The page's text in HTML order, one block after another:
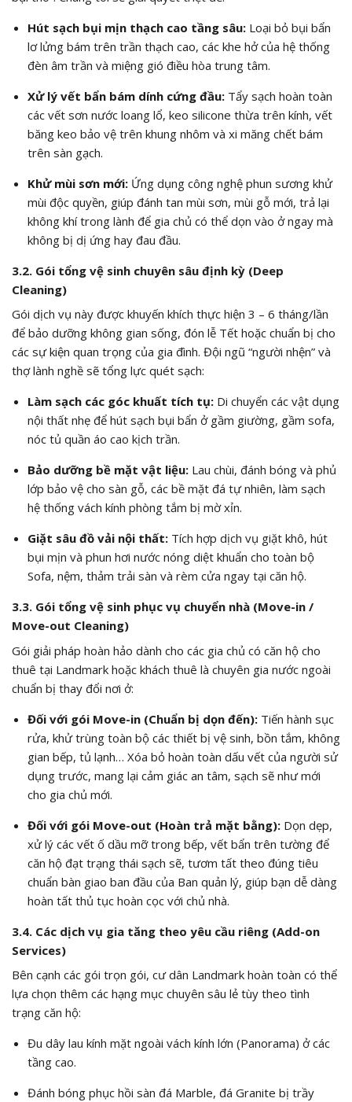
Hút sạch bụi mịn thạch cao tầng sâu:Loại bỏ bụi bẩn
lơ lửng bám trên trần thạch cao, các khe hở của hệ thống
đèn âm trần và miệng gió điều hòa trung tâm.
Xử lý vết bẩn bám dính cứng đầu:Tẩy sạch hoàn toàn
các vết sơn nước loang lổ, keo silicone thừa trên kính, vết
băng keo bảo vệ trên khung nhôm và xi măng chết bám
trên sàn gạch.
Khử mùi sơn mới:Ứng dụng công nghệ phun sương khử
mùi độc quyền, giúp đánh tan mùi sơn, mùi gỗ mới, trả lại
không khí trong lành để gia chủ có thể dọn vào ở ngay mà
không bị dị ứng hay đau đầu.
3.2. Gói tổng vệ sinh chuyên sâu định kỳ (Deep
Cleaning)
Gói dịch vụ này được khuyến khích thực hiện 3 – 6 tháng/lần
để bảo dưỡng không gian sống, đón lễ Tết hoặc chuẩn bị cho
các sự kiện quan trọng của gia đình. Đội ngũ “người nhện” và
thợ lành nghề sẽ tổng lực quét sạch:
Làm sạch các góc khuất tích tụ:Di chuyển các vật dụng
nội thất nhẹ để hút sạch bụi bẩn ở gầm giường, gầm sofa,
nóc tủ quần áo cao kịch trần.
Bảo dưỡng bề mặt vật liệu:Lau chùi, đánh bóng và phủ
lớp bảo vệ cho sàn gỗ, các bề mặt đá tự nhiên, làm sạch
hệ thống vách kính phòng tắm bị mờ xỉn.
Giặt sâu đồ vải nội thất:Tích hợp dịch vụ giặt khô, hút
bụi mịn và phun hơi nước nóng diệt khuẩn cho toàn bộ
Sofa, nệm, thảm trải sàn và rèm cửa ngay tại căn hộ.
3.3. Gói tổng vệ sinh phục vụ chuyển nhà (Move-in /
Move-out Cleaning)
Gói giải pháp hoàn hảo dành cho các gia chủ có căn hộ cho
thuê tại Landmark hoặc khách thuê là chuyên gia nước ngoài
chuẩn bị thay đổi nơi ở:
Đối với gói Move-in (Chuẩn bị dọn đến):Tiến hành sục
rửa, khử trùng toàn bộ các thiết bị vệ sinh, bồn tắm, không
gian bếp, tủ lạnh… Xóa bỏ hoàn toàn dấu vết của người sử
dụng trước, mang lại cảm giác an tâm, sạch sẽ như mới
cho gia chủ mới.
Đối với gói Move-out (Hoàn trả mặt bằng):Dọn dẹp,
xử lý các vết ố dầu mỡ trong bếp, vết bẩn trên tường để
căn hộ đạt trạng thái sạch sẽ, tươm tất theo đúng tiêu
chuẩn bàn giao ban đầu của Ban quản lý, giúp bạn dễ dàng
hoàn tất thủ tục hoàn cọc với chủ nhà.
3.4. Các dịch vụ gia tăng theo yêu cầu riêng (Add-on
Services)
Bên cạnh các gói trọn gói, cư dân Landmark hoàn toàn có thể
lựa chọn thêm các hạng mục chuyên sâu lẻ tùy theo tình
trạng căn hộ:
Đu dây lau kính mặt ngoài vách kính lớn (Panorama) ở các
tầng cao.
Đánh bóng phục hồi sàn đá Marble, đá Granite bị trầy